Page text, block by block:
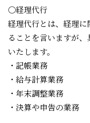
〇経理代行
経理代行とは、経理
ることを言いますが
いたします。
・記帳業務
・給与計算業務
・年末調整業務
・決算や申告の業務